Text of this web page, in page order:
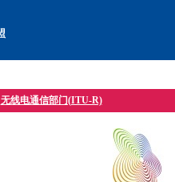
无线电通信部门(ITU-R)